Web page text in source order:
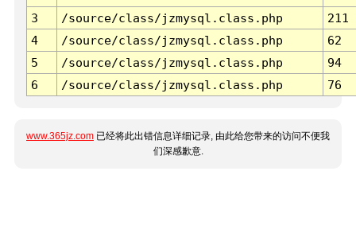
3 /source/class/jzmysql.class.php
211
4
/source/class/jzmysql.class.php
62
5
/source/class/jzmysql.class.php
94
6
/source/class/jzmysql.class.php 76
www.365jz.com 已经将此出错信息详细记录, 由此给您带来的访问不便我
们深感歉意.